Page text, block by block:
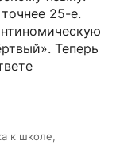
25-е.
Теперь
к школе,